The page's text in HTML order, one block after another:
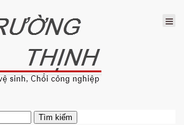
Tìm kiếm